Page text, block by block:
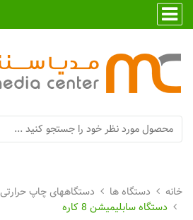
دستگاه ها
دستگاههای چاپ حرارتی
دستگاه سابلیمیشن 8 کاره